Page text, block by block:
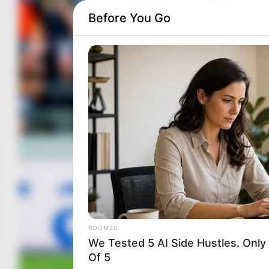
Before You Go
ROOM30
We Tested 5 AI Side Hustles.
Of 5